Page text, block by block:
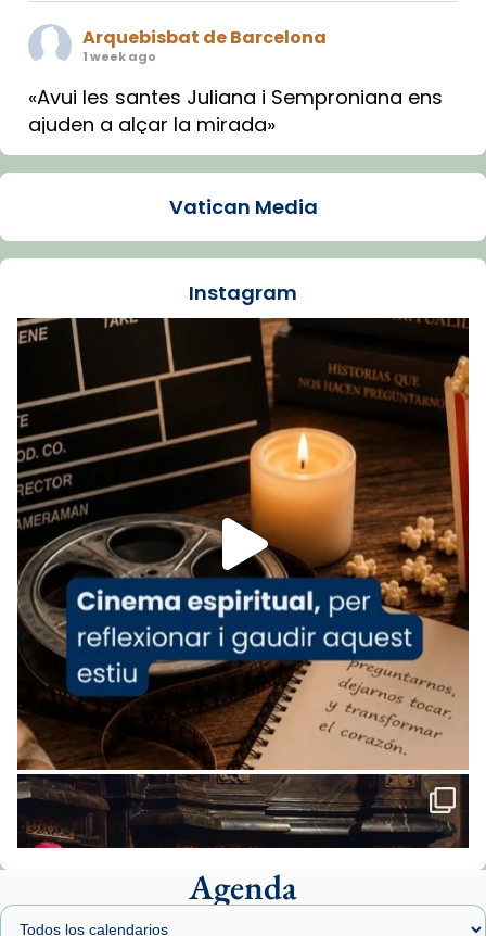
Arquebisbat de Barcelona
1 week ago
«Avui les santes Juliana i Semproniana ens
ajuden a alçar la mirada»
Mons. Sergi Gordo, bisbe de Tortosa, ha
Santes de Mataró.
🔗tinyurl.com/cvu5jmbk
Foto
View on Facebook Share
Arquebisbat de Barcelonais at Catedral
de Barcelona.
1 week ago
Aquest dilluns, 27 de juliol, ha tingut lloc la
missa d’acció de gràcies en agraïment al
comitè organitzador de la visita apostòlica
del Sant Pare Lleó XIV a Barcelona, i als
col·laboradors, a la Catedral de Barcelona.
L’arquebisbe de Barcelona, el cardenal Joan
Josep Omella, ha presidit la missa i l’ha
concelebrat el bisbe auxiliar de Barcelona,
Mons. David Abadías.
📸 Dr. G. Simón
Foto
View on Facebook Share
Arquebisbat de Barcelona
2 weeks ago
Vatican Media
Instagram
Agenda